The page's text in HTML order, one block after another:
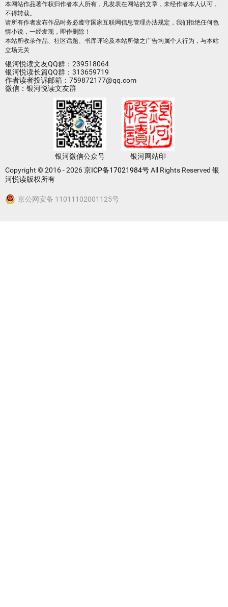
本网站作品著作权归作者本人所有，凡发表在网站的文章，未经作者本人认可，
不得转载。
请所有作者发布作品时务必遵守国家互联网信息管理办法规定，我们拒绝任何色
情小说，一经发现，即作删除！
本站所收录作品、社区话题、书库评论及本站所做之广告均属个人行为，与本站
立场无关
银河悦读文友QQ群：239518064
银河悦读长篇QQ群：313659719
作者读者投诉邮箱：759872177@qq.com
微信：银河悦读文友群
银河微信公众号
银河网站印
Copyright © 2016 - 2026京ICP备17021984号All Rights Reserved 银
河悦读版权所有
京公网安备 11011102001125号